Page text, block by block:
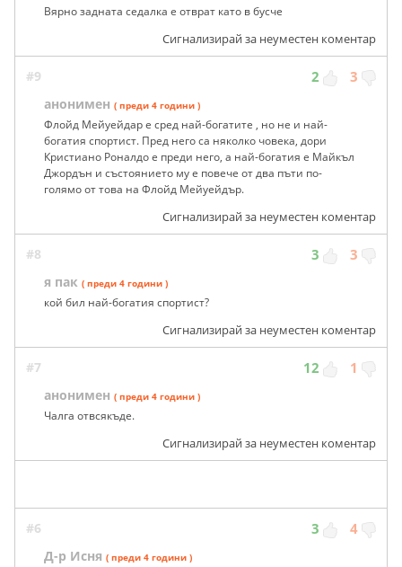
Вярно задната седалка е отврат като в бусче
Сигнализирай за неуместен коментар
#9 2 3
анонимен ( преди 4 години )
Флойд Мейуейдар е сред най-богатите , но не и най-
богатия спортист. Пред него са няколко човека, дори
Кристиано Роналдо е преди него, а най-богатия е Майкъл
Джордън и състоянието му е повече от два пъти по-
голямо от това на Флойд Мейуейдър.
Сигнализирай за неуместен коментар
#8 3 3
я пак ( преди 4 години )
кой бил най-богатия спортист?
Сигнализирай за неуместен коментар
#7 12 1
анонимен ( преди 4 години )
Чалга отвсякъде.
Сигнализирай за неуместен коментар
#6 3 4
Д-р Исня ( преди 4 години )